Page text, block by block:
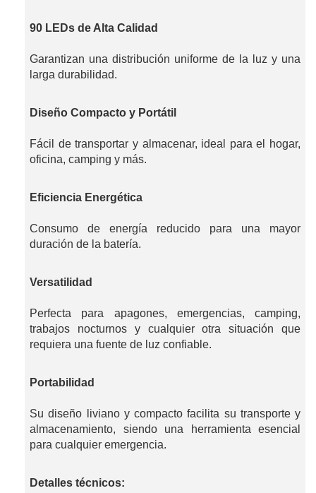
90 LEDs de Alta Calidad
Garantizan una distribución uniforme de la luz y una
larga durabilidad.
Diseño Compacto y Portátil
Fácil de transportar y almacenar, ideal para el hogar,
oficina, camping y más.
Eficiencia Energética
Consumo de energía reducido para una mayor
duración de la batería.
Versatilidad
Perfecta para apagones, emergencias, camping,
trabajos nocturnos y cualquier otra situación que
requiera una fuente de luz confiable.
Portabilidad
Su diseño liviano y compacto facilita su transporte y
almacenamiento, siendo una herramienta esencial
para cualquier emergencia.
Detalles técnicos: